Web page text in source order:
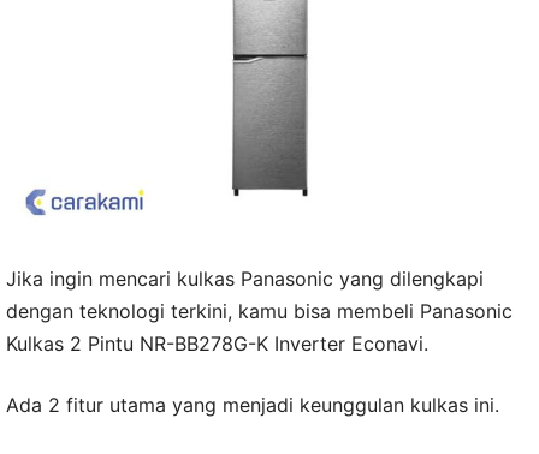
Jika ingin mencari kulkas Panasonic yang dilengkapi
dengan teknologi terkini, kamu bisa membeli Panasonic
Kulkas 2 Pintu NR-BB278G-K Inverter Econavi.
Ada 2 fitur utama yang menjadi keunggulan kulkas ini.